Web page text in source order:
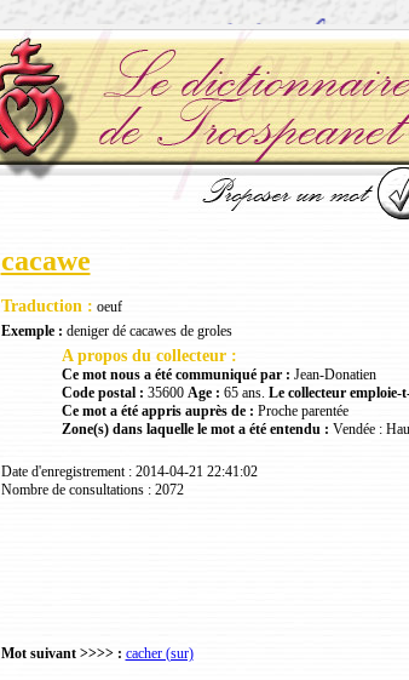
cacawe
Traduction : oeuf
Exemple : deniger dé cacawes de groles
A propos du collecteur :
Ce mot nous a été communiqué par : Jean-Donatien
Code postal : 35600 Age : 65 ans. Le collecteur emploie-
Ce mot a été appris auprès de : Proche parentée
Zone(s) dans laquelle le mot a été entendu : Vendée :
Date d'enregistrement : 2014-04-21 22:41:02
Nombre de consultations : 2072
Mot suivant >>>> : cacher (sur)